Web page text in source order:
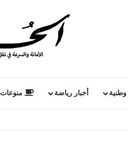
وطنية أخبار رياضة منوعات